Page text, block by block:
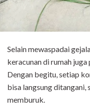
Selain mewaspadai
keracunan di rumah
Dengan begitu, setiap
bisa langsung
memburuk.